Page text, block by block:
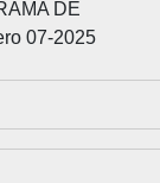
DE
07-2025